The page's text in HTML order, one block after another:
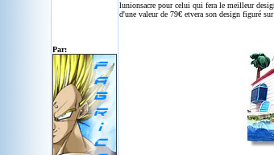
Par:
lunionsacre pour celui qui fera le meilleur
d'une valeur de 79€ etvera son design figuré sur